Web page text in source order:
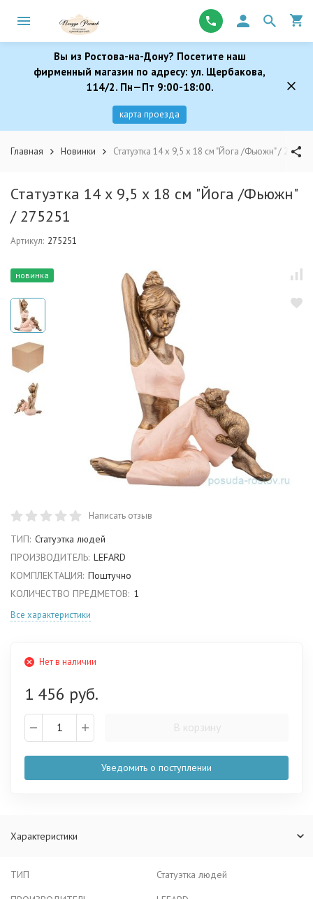
Вы из Ростова-на-Дону? Посетите наш
фирменный магазин по адресу: ул. Щербакова,
114/2. Пн—Пт 9:00-18:00.
карта проезда
Главная Новинки Статуэтка 14 х 9,5 х 18 см "Йога /Фьюжн" / 275251
Статуэтка 14 х 9,5 х 18 см "Йога /Фьюжн"
/ 275251
Артикул: 275251
новинка
Написать отзыв
ТИП: Статуэтка людей
ПРОИЗВОДИТЕЛЬ: LEFARD
КОМПЛЕКТАЦИЯ: Поштучно
КОЛИЧЕСТВО ПРЕДМЕТОВ: 1
Все характеристики
Нет в наличии
1 456 руб.
В корзину
Уведомить о поступлении
Характеристики
ТИП
Статуэтка людей